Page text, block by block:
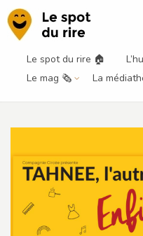
Le spot du rire 🏠
Le mag 🗞️
La
1 jour, 1 reco :